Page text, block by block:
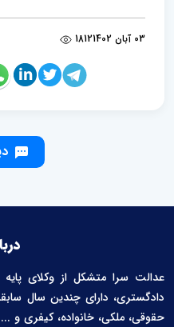
03 آبان 1402 1812
عدالت سرا متشکل از وکلای
دادگستری، دارای چندین سال
حقوقی، ملکی، خانواده، کیفری و